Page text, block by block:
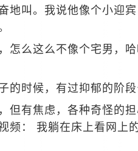
地叫。我说他像个小迎
么这么不像个宅男，哈
时候，有过抑郁的阶段
有焦虑，各种奇怪的担
频： 我躺在床上看网上